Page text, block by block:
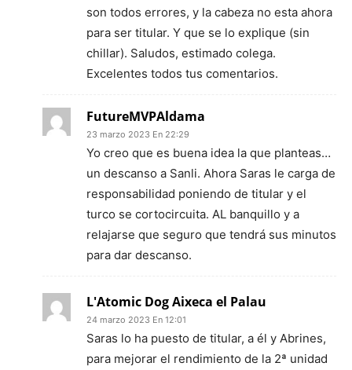
son todos errores, y la cabeza no esta ahora
para ser titular. Y que se lo explique (sin
chillar). Saludos, estimado colega.
Excelentes todos tus comentarios.
FutureMVPAldama
23 marzo 2023 En 22:29
Yo creo que es buena idea la que planteas…
un descanso a Sanli. Ahora Saras le carga de
responsabilidad poniendo de titular y el
turco se cortocircuita. AL banquillo y a
relajarse que seguro que tendrá sus minutos
para dar descanso.
L'Atomic Dog Aixeca el Palau
24 marzo 2023 En 12:01
Saras lo ha puesto de titular, a él y Abrines,
para mejorar el rendimiento de la 2ª unidad